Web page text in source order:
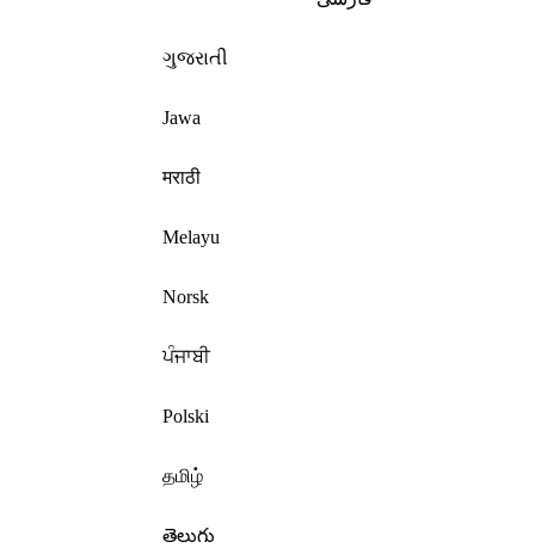
ગુજરાતી
Jawa
मराठी
Melayu
Norsk
ਪੰਜਾਬੀ
Polski
தமிழ்
తెలుగు